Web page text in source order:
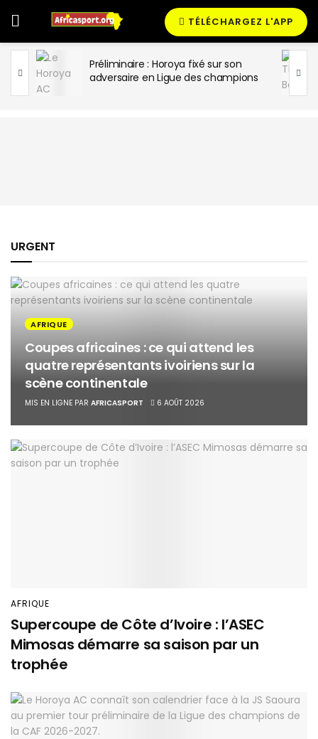
TÉLÉCHARGEZ L'APP
Préliminaire : Horoya fixé sur son
adversaire en Ligue des champions
URGENT
AFRIQUE
Coupes africaines : ce qui attend les
quatre représentants ivoiriens sur la
scène continentale
MIS EN LIGNE PAR AFRICASPORT 6 AOÛT 2026
AFRIQUE
Supercoupe de Côte d’Ivoire : l’ASEC
Mimosas démarre sa saison par un
trophée